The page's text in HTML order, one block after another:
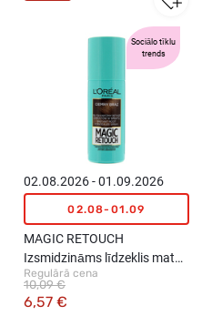
Sociālo tīklu
trends
02.08.2026 - 01.09.2026
02.08-01.09
MAGIC RETOUCH
Izsmidzināms līdzeklis matu
sakņu tonēšanai, Tumši
brūns, 75ml
Regulārā cena
6,57 €
10,09 €